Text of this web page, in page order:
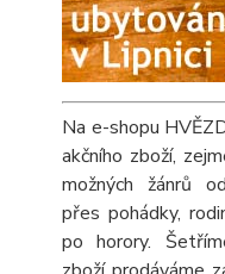
Na e-shopu
akčního zboží,
možných žánrů
přes pohádky,
po horory.